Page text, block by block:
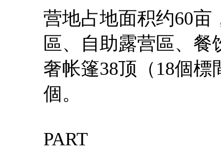
营地占地面积约60
區、自助露营區、餐
奢帐篷38顶（18個
個。
PART